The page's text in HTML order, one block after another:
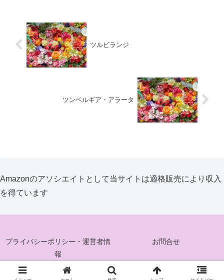
ツルビランジ
ツンベルギア・アラータ
Amazonのアソシエイトとして当サイトは適格販売により収入
を得ています
プライバシーポリシー・運営者情
報
お問合せ
© 2025 花ぐるみ.